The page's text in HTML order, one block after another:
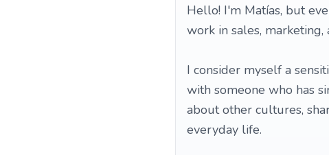
Hello! I'm Matías, but
work in sales,
I consider myself a
with someone who has
about other cultures,
everyday life.